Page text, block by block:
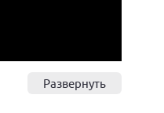
Развернуть